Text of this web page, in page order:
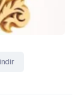
indir